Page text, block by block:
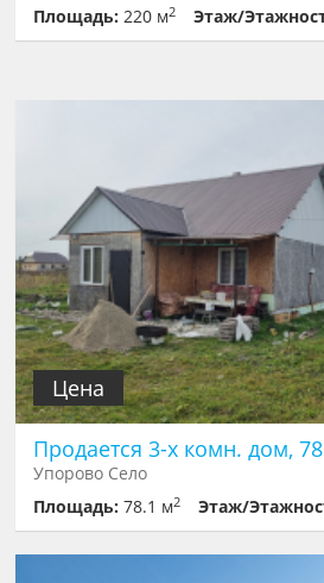
Площадь:220 м2 Этаж/
Цена
Продается 3-х комн. дом,
Упорово Село
Площадь:78.1 м2 Этаж/